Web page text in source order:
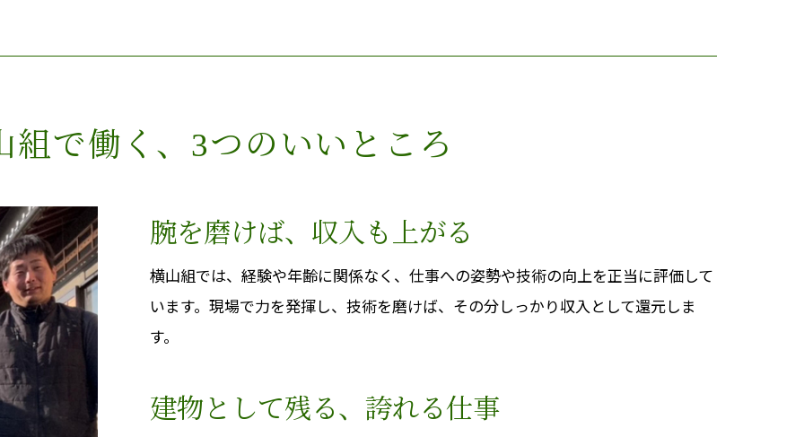
組で働く、3つのいいところ
腕を磨けば、収入も上がる
横山組では、経験や年齢に関係なく、仕事への姿勢や技術の向上を正当に評価して
います。現場で力を発揮し、技術を磨けば、その分しっかり収入として還元しま
す。
建物として残る、誇れる仕事